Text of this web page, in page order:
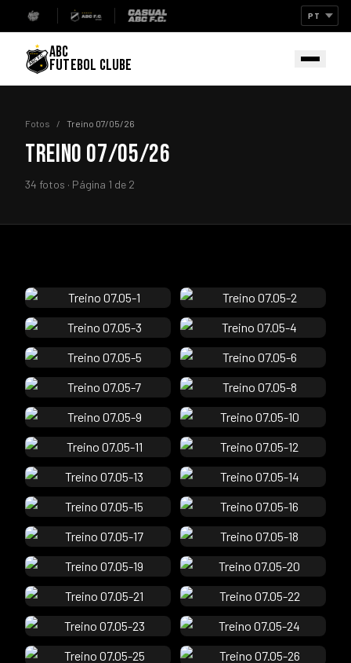
ABC
FUTEBOL CLUBE
Fotos / Treino 07/05/26
TREINO 07/05/26
34 fotos · Página 1 de 2